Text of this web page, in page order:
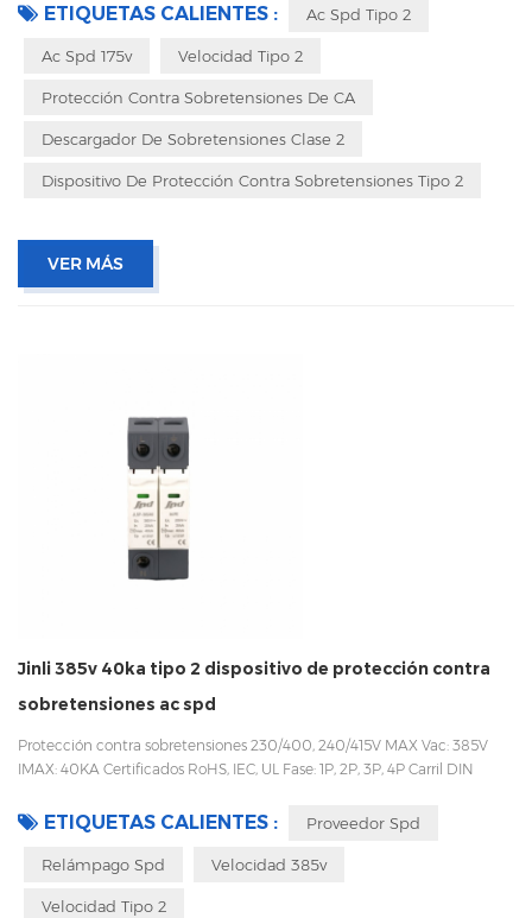
evitar vibraciones durante el transporte
ETIQUETAS CALIENTES : Ac Spd Tipo 2
Ac Spd 175v Velocidad Tipo 2
Protección Contra Sobretensiones De CA
Descargador De Sobretensiones Clase 2
Dispositivo De Protección Contra Sobretensiones Tipo 2
VER MÁS
Jinli 385v 40ka tipo 2 dispositivo de protección contra
sobretensiones ac spd
Protección contra sobretensiones 230/400, 240/415V MAX Vac: 385V
IMAX: 40KA Certificados RoHS, IEC, UL Fase: 1P, 2P, 3P, 4P Carril DIN
caja interior para evitar vibraciones durante el transporte
ETIQUETAS CALIENTES : Proveedor Spd
Relámpago Spd Velocidad 385v
Velocidad Tipo 2